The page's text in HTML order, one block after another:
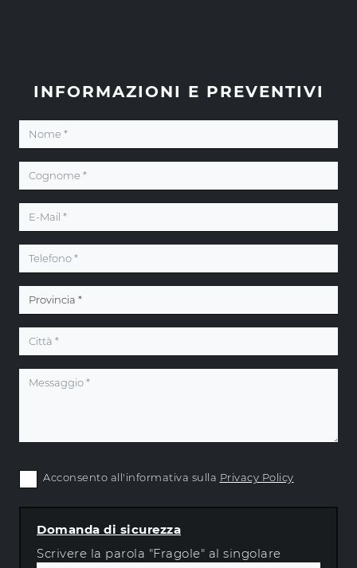
INFORMAZIONI E PREVENTIVI
Acconsento all'informativa sulla Privacy Policy
Domanda di sicurezza
Scrivere la parola "Fragole" al singolare